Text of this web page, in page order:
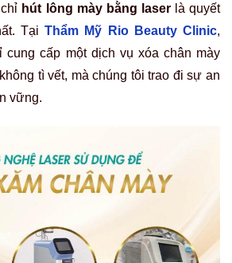
hút lông mày bằng laserlà quyết
TạiThẩm Mỹ Rio Beauty Clinic,
cung cấp một dịch vụ xóa chân mày
tì vết, mà chúng tôi trao đi sự an
vững.